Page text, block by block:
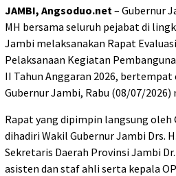
JAMBI, Angsoduo.net – Gubernur
MH bersama seluruh pejabat di
Jambi melaksanakan Rapat
Pelaksanaan Kegiatan
II Tahun Anggaran 2026,
Gubernur Jambi, Rabu (08/07/2026)
Rapat yang dipimpin langsung
dihadiri Wakil Gubernur Jambi Drs.
Sekretaris Daerah Provinsi Jambi
asisten dan staf ahli serta kepala